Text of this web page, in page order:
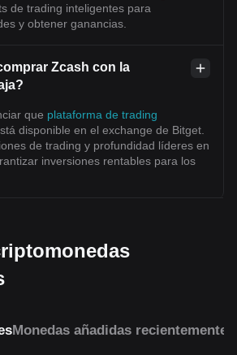
de trading inteligentes para
y obtener ganancias.
Zcash con la
que plataforma de trading
disponible en el exchange de Bitget.
de trading y profundidad líderes en
inversiones rentables para los
Monedas añadidas recientemente